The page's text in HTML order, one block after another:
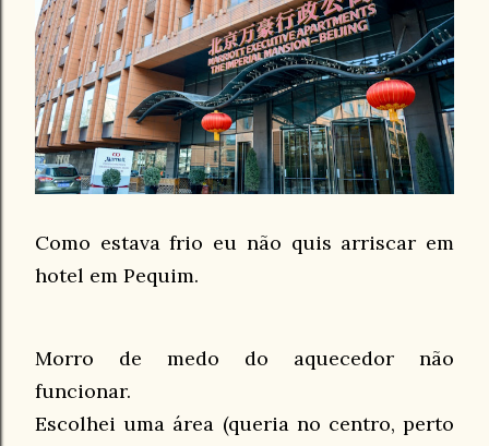
Como estava frio eu não quis arriscar em
hotel em Pequim.
Morro de medo do aquecedor não
funcionar.
Escolhei uma área (queria no centro, perto